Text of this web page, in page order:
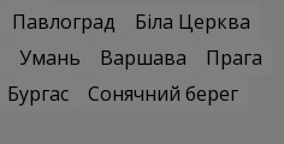
Павлоград
Біла Церква
Умань Варшава
Прага
Бургас
Сонячний берег